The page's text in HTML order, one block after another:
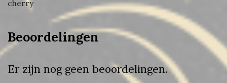
cherry
Beoordelingen
Er zijn nog geen beoordelingen.